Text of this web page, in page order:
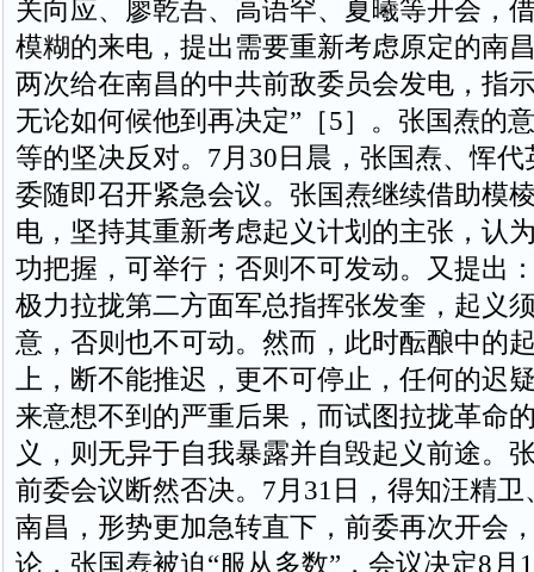
关向应、廖乾吾、高语罕、夏曦等开会，
模糊的来电，提出需要重新考虑原定的南
两次给在南昌的中共前敌委员会发电，指
无论如何候他到再决定”［5］。张国焘的
等的坚决反对。7月30日晨，张国焘、恽
委随即召开紧急会议。张国焘继续借助模
电，坚持其重新考虑起义计划的主张，认
功把握，可举行；否则不可发动。又提出
极力拉拢第二方面军总指挥张发奎，起义
意，否则也不可动。然而，此时酝酿中的
上，断不能推迟，更不可停止，任何的迟
来意想不到的严重后果，而试图拉拢革命
义，则无异于自我暴露并自毁起义前途。
前委会议断然否决。7月31日，得知汪精
南昌，形势更加急转直下，前委再次开会
论，张国焘被迫“服从多数”，会议决定8月